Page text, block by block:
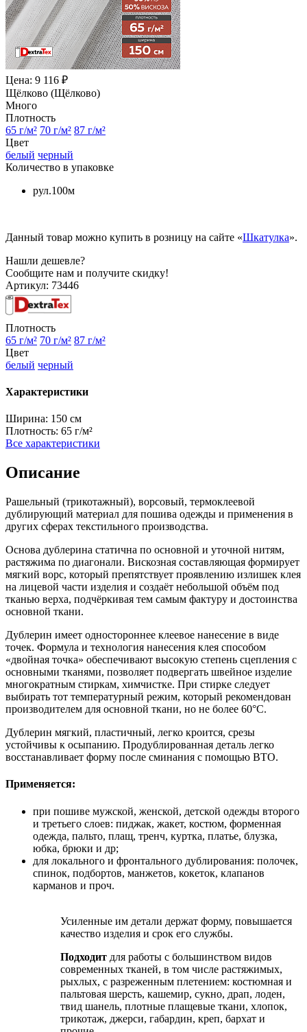
Цена: 9 116 ₽
Щёлково (Щёлково)
Много
Плотность
65 г/м² 70 г/м² 87 г/м²
Цвет
белый черный
Количество в упаковке
рул.100м
Данный товар можно купить в розницу на сайте «Шкатулка».
Нашли дешевле?
Сообщите нам и получите скидку!
Артикул: 73446
Плотность
65 г/м² 70 г/м² 87 г/м²
Цвет
белый черный
Характеристики
Ширина: 150 см
Плотность: 65 г/м²
Все характеристики
Описание
Рашельный (трикотажный), ворсовый, термоклеевой
дублирующий материал для пошива одежды и применения в
других сферах текстильного производства.
Основа дублерина статична по основной и уточной нитям,
растяжима по диагонали. Вискозная составляющая формирует
мягкий ворс, который препятствует проявлению излишек клея
на лицевой части изделия и создаёт небольшой объём под
тканью верха, подчёркивая тем самым фактуру и достоинства
основной ткани.
Дублерин имеет одностороннее клеевое нанесение в виде
точек. Формула и технология нанесения клея способом
«двойная точка» обеспечивают высокую степень сцепления с
основными тканями, позволяет подвергать швейное изделие
многократным стиркам, химчистке. При стирке следует
выбирать тот температурный режим, который рекомендован
производителем для основной ткани, но не более 60°С.
Дублерин мягкий, пластичный, легко кроится, срезы
устойчивы к осыпанию. Продублированная деталь легко
восстанавливает форму после сминания с помощью ВТО.
Применяется:
при пошиве мужской, женской, детской одежды второго
и третьего слоев: пиджак, жакет, костюм, форменная
одежда, пальто, плащ, тренч, куртка, платье, блузка,
юбка, брюки и др;
для локального и фронтального дублирования: полочек,
спинок, подбортов, манжетов, кокеток, клапанов
карманов и проч.
Усиленные им детали держат форму, повышается
качество изделия и срок его службы.
Подходит для работы с большинством видов
современных тканей, в том числе растяжимых,
рыхлых, с разреженным плетением: костюмная и
пальтовая шерсть, кашемир, сукно, драп, лоден,
твид шанель, плотные плащевые ткани, хлопок,
трикотаж, джерси, габардин, креп, бархат и